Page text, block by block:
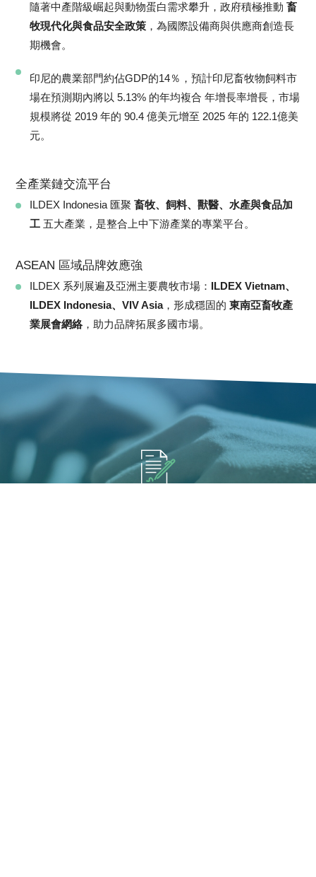
隨著中產階級崛起與動物蛋白需求攀升，政府積極推動畜
牧現代化與食品安全政策 ，為國際設備商與供應商創造長
期機會。
印尼的農業部門約佔GDP的14％，預計印尼畜牧物飼料市
場在預測期內將以 5.13% 的年均複合 年增長率增長，市場
規模將從 2019 年的 90.4 億美元增至 2025 年的 122.1億美
元。
全產業鏈交流平台
ILDEX Indonesia 匯聚畜牧、飼料、獸醫、水產與食品加
工 五大產業，是整合上中下游產業的專業平台。
ASEAN 區域品牌效應強
ILDEX 系列展遍及亞洲主要農牧市場： ILDEX Vietnam、
ILDEX Indonesia、VIV Asia，形成穩固的東南亞畜牧產
業展會網絡，助力品牌拓展多國市場。